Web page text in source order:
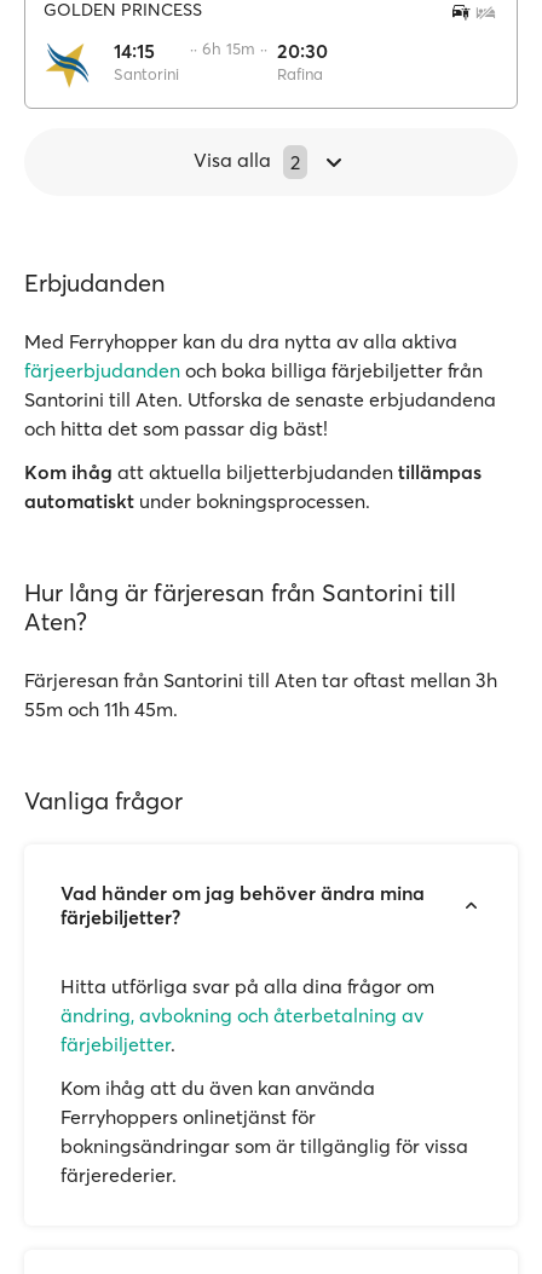
GOLDEN PRINCESS
14:15
Santorini
·· 6h 15m ·· 20:30
Rafina
Visa alla 2
Erbjudanden
Med Ferryhopper kan du dra nytta av alla aktiva
färjeerbjudanden och boka billiga färjebiljetter från
Santorini till Aten. Utforska de senaste erbjudandena
och hitta det som passar dig bäst!
Kom ihåg att aktuella biljetterbjudanden tillämpas
automatiskt under bokningsprocessen.
Hur lång är färjeresan från Santorini till
Aten?
Färjeresan från Santorini till Aten tar oftast mellan 3h
55m och 11h 45m.
Vanliga frågor
Vad händer om jag behöver ändra mina
färjebiljetter?
Hitta utförliga svar på alla dina frågor om
ändring, avbokning och återbetalning av
färjebiljetter.
Kom ihåg att du även kan använda
Ferryhoppers onlinetjänst för
bokningsändringar som är tillgänglig för vissa
färjerederier.